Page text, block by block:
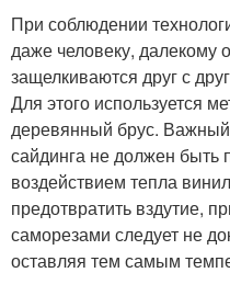
При соблюдении
даже человеку, далекому
защелкиваются друг с
Для этого используется
деревянный брус.
сайдинга не должен быть
воздействием тепла
предотвратить вздутие,
саморезами следует не
оставляя тем самым